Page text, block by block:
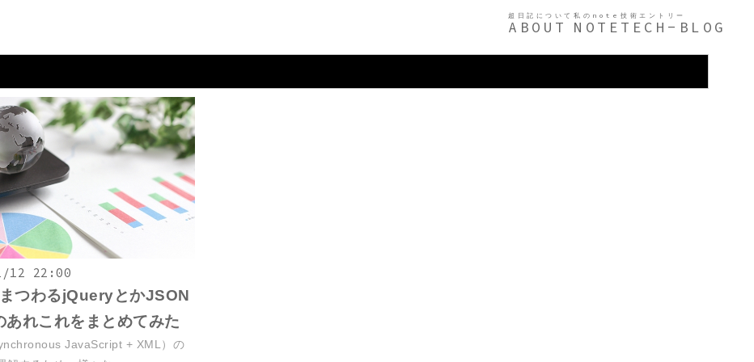
超日記について
ABOUT
私のnote
NOTE
技術エントリー
TECH-BLOG
12 22:00
つわるjQueryとかJSON
あれこれをまとめてみた
JavaScript + XML）の